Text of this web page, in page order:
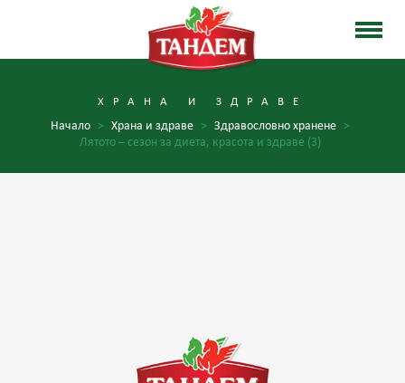
ХРАНА И ЗДРАВЕ
Начало > Храна и здраве > Здравословно хранене
>
Лятото – сезон за диета, красота и здраве (3)